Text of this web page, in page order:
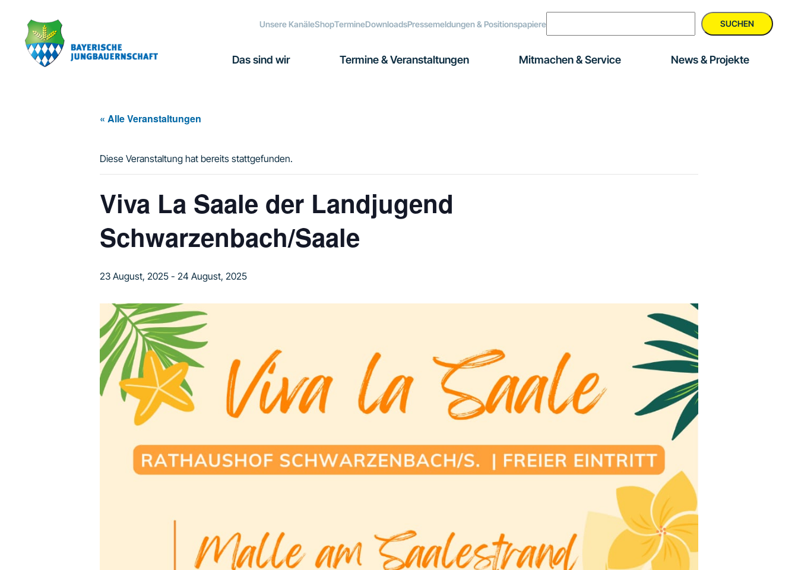
Hauptnavigation
springen
springen
Fußzeile
springen
Unsere KanäleShopTermineDownloadsPressemeldungen & Positionspapiere SUCHEN
Das sind wir Termine & Veranstaltungen Mitmachen & Service News & Projekte
« Alle Veranstaltungen
Diese Veranstaltung hat bereits stattgefunden.
Viva La Saale der Landjugend
Schwarzenbach/Saale
23 August, 2025 - 24 August, 2025